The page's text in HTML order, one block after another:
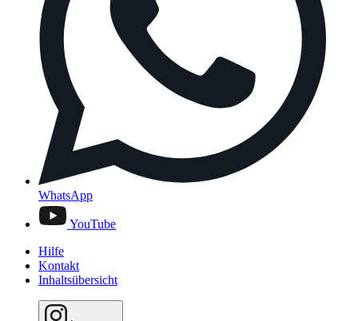
WhatsApp
YouTube
Hilfe
Kontakt
Inhaltsübersicht